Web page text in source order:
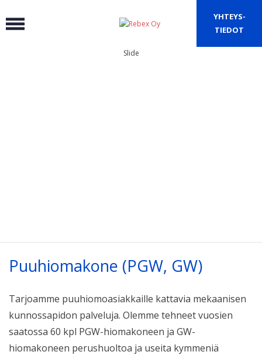
to
YHTEYS-
TIEDOT
Slide
Puuhiomakone (PGW, GW)
Tarjoamme puuhiomoasiakkaille kattavia mekaanisen
kunnossapidon palveluja. Olemme tehneet vuosien
saatossa 60 kpl PGW-hiomakoneen ja GW-
hiomakoneen perushuoltoa ja useita kymmeniä